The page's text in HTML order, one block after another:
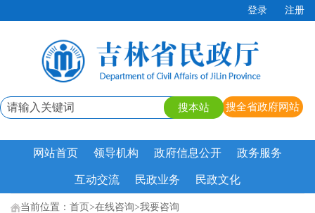
登录 注册
网站首页 领导机构 政府信息公开 政务服务
互动交流 民政业务 民政文化
当前位置：首页>在线咨询>我要咨询